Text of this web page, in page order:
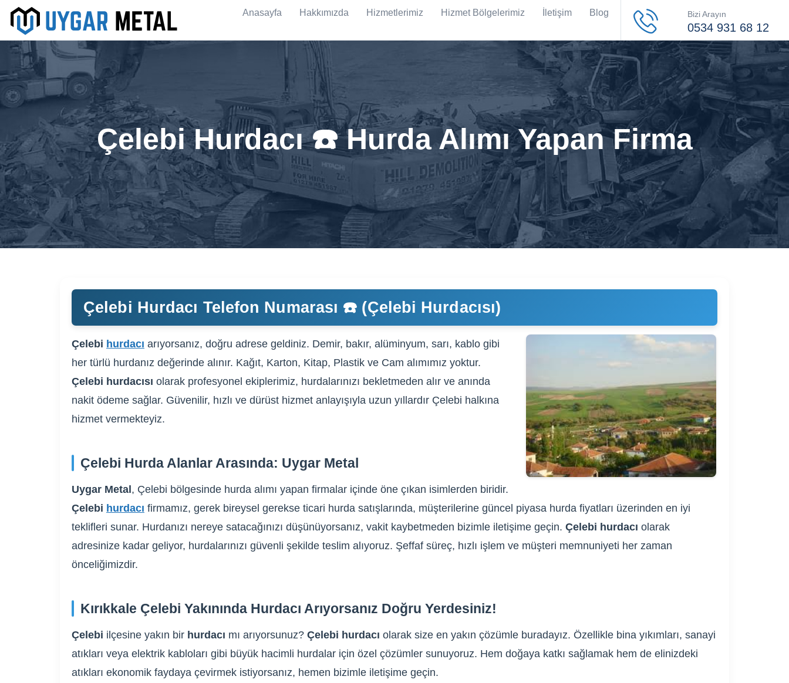
Anasayfa Hakkımızda Hizmetlerimiz Hizmet Bölgelerimiz İletişim Blog Bizi Arayın
0534 931 68 12
Çelebi Hurdacı ☎️ Hurda Alımı Yapan Firma
Çelebi Hurdacı Telefon Numarası ☎️ (Çelebi Hurdacısı)
Çelebi hurdacı arıyorsanız, doğru adrese geldiniz. Demir, bakır, alüminyum, sarı, kablo gibi
her türlü hurdanız değerinde alınır. Kağıt, Karton, Kitap, Plastik ve Cam alımımız yoktur.
Çelebi hurdacısı olarak profesyonel ekiplerimiz, hurdalarınızı bekletmeden alır ve anında
nakit ödeme sağlar. Güvenilir, hızlı ve dürüst hizmet anlayışıyla uzun yıllardır Çelebi halkına
hizmet vermekteyiz.
Çelebi Hurda Alanlar Arasında: Uygar Metal
Uygar Metal , Çelebi bölgesinde hurda alımı yapan firmalar içinde öne çıkan isimlerden biridir.
Çelebi hurdacı firmamız, gerek bireysel gerekse ticari hurda satışlarında, müşterilerine güncel piyasa hurda fiyatları üzerinden en iyi
teklifleri sunar. Hurdanızı nereye satacağınızı düşünüyorsanız, vakit kaybetmeden bizimle iletişime geçin. Çelebi hurdacı olarak
adresinize kadar geliyor, hurdalarınızı güvenli şekilde teslim alıyoruz. Şeffaf süreç, hızlı işlem ve müşteri memnuniyeti her zaman
önceliğimizdir.
Kırıkkale Çelebi Yakınında Hurdacı Arıyorsanız Doğru Yerdesiniz!
Çelebi ilçesine yakın bir hurdacı mı arıyorsunuz? Çelebi hurdacı olarak size en yakın çözümle buradayız. Özellikle bina yıkımları, sanayi
atıkları veya elektrik kabloları gibi büyük hacimli hurdalar için özel çözümler sunuyoruz. Hem doğaya katkı sağlamak hem de elinizdeki
atıkları ekonomik faydaya çevirmek istiyorsanız, hemen bizimle iletişime geçin.